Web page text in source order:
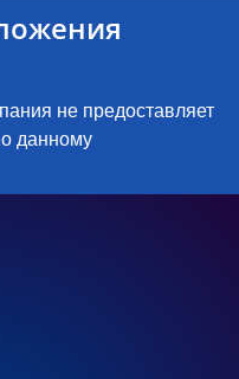
не предоставляет
данному